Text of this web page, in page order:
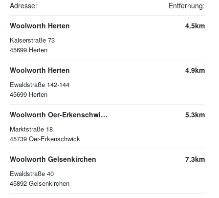
Adresse: Entfernung:
Woolworth Herten
Kaiserstraße 73
45699 Herten
4.5km
Woolworth Herten
Ewaldstraße 142-144
45699 Herten
4.9km
Woolworth Oer-Erkenschwick
Marktstraße 18
45739 Oer-Erkenschwick
5.3km
Woolworth Gelsenkirchen
Ewaldstraße 40
45892 Gelsenkirchen
7.3km